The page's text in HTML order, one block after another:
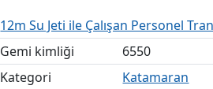
12m Su Jeti ile Çalışan Personel
Gemi kimliği
6550
Kategori
Katamaran